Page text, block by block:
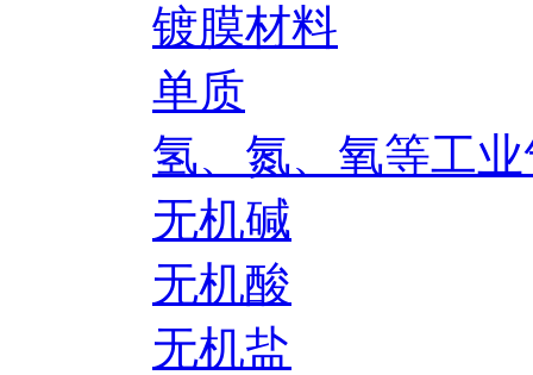
镀膜材料
单质
氢、氮、氧等工
无机碱
无机酸
无机盐